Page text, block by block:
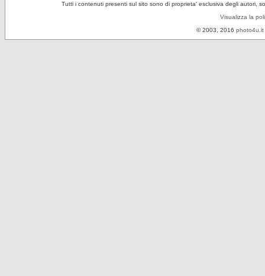
Tutti i contenuti presenti sul sito sono di proprieta' esclusiva degli autori,
Visualizza la
© 2003, 2016 photo4u.it